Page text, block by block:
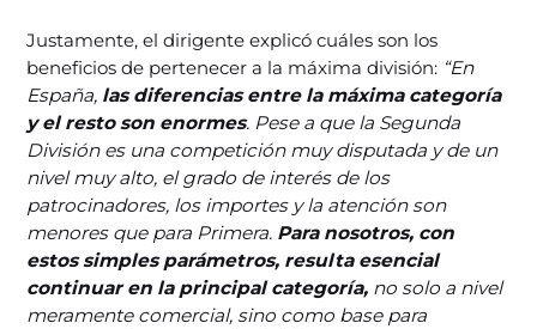
Justamente, el dirigente explicó cuáles son los
beneficios de pertenecer a la máxima división: “En
España, las diferencias entre la máxima categoría
y el resto son enormes. Pese a que la Segunda
División es una competición muy disputada y de un
nivel muy alto, el grado de interés de los
patrocinadores, los importes y la atención son
menores que para Primera. Para nosotros, con
estos simples parámetros, resulta esencial
continuar en la principal categoría, no solo a nivel
meramente comercial, sino como base para